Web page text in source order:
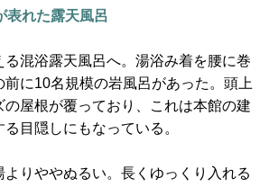
表れた露天風呂
混浴露天風呂へ。湯浴み着を腰に巻
前に10名規模の岩風呂があった。頭上
屋根が覆っており、これは本館の建
目隠しにもなっている。
りややぬるい。長くゆっくり入れる